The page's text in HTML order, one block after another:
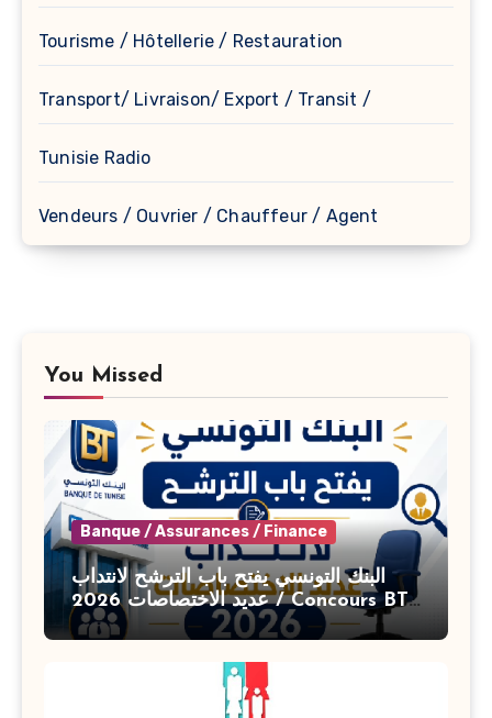
Tourisme / Hôtellerie / Restauration
Transport/ Livraison/ Export / Transit /
Tunisie Radio
Vendeurs / Ouvrier / Chauffeur / Agent
You Missed
Banque / Assurances / Finance
البنك التونسي يفتح باب الترشح لانتداب
عديد الاختصاصات 2026 / Concours BT
Banque de Tunisie 2026